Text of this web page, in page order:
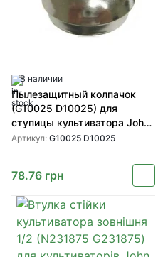
В наличии
Пылезащитный колпачок
(G10025 D10025) для
ступицы культиватора John
Deere от GREENLY
Артикул: G10025 D10025
78.76 грн